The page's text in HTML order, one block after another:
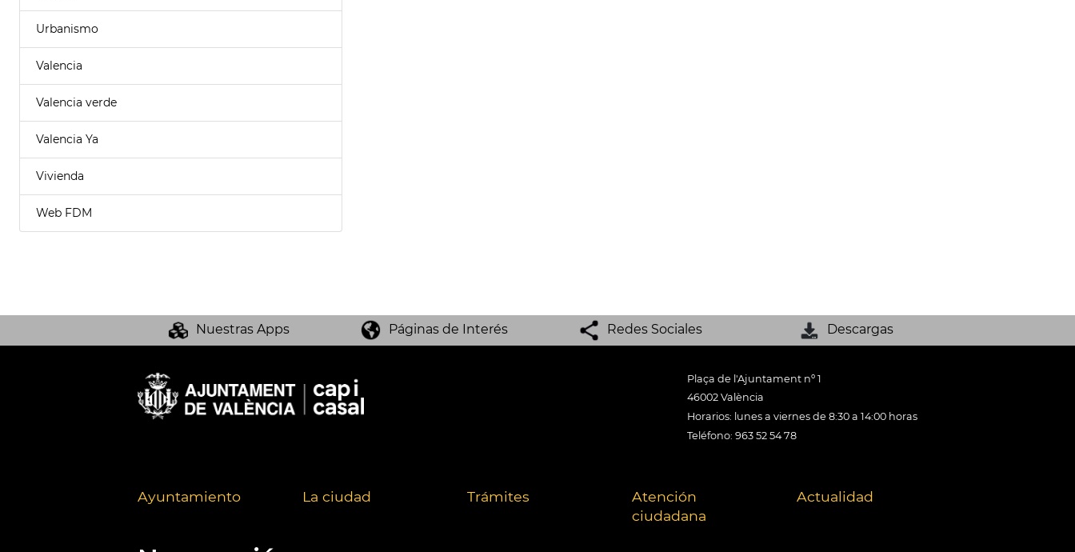
Urbanismo
Valencia
Valencia verde
Valencia Ya
Vivienda
Web FDM
Nuestras Apps Páginas de Interés Redes Sociales Descargas
Plaça de l'Ajuntament nº 1
46002 València
Horarios: lunes a viernes de 8:30 a 14:00 horas
Teléfono: 963 52 54 78
Ayuntamiento La ciudad Trámites
Atención
ciudadana
Actualidad